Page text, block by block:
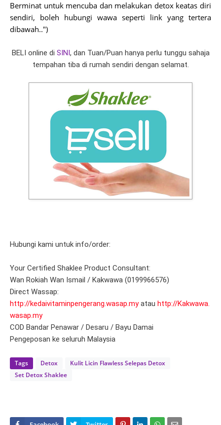
Berminat untuk mencuba dan melakukan detox keatas diri
sendiri, boleh hubungi wawa seperti link yang tertera
dibawah..")
BELI online di SINI, dan Tuan/Puan hanya perlu tunggu sahaja
tempahan tiba di rumah sendiri dengan selamat.
Hubungi kami untuk info/order:
Your Certified Shaklee Product Consultant:
Wan Rokiah Wan Ismail / Kakwawa (0199966576)
Direct Wassap:
http://kedaivitaminpengerang.wasap.myatau http://Kakwawa.
wasap.my
COD Bandar Penawar / Desaru / Bayu Damai
Pengeposan ke seluruh Malaysia
Tags Detox
Kulit Licin Flawless Selepas Detox
Set Detox Shaklee